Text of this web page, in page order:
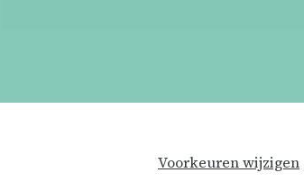
Voorkeuren wijzigen